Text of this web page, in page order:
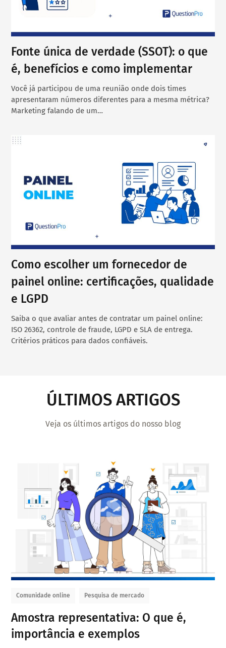
Fonte única de verdade (SSOT): o que
é, benefícios e como implementar
Você já participou de uma reunião onde dois times
apresentaram números diferentes para a mesma métrica?
Marketing falando de um…
Como escolher um fornecedor de
painel online: certificações, qualidade
e LGPD
Saiba o que avaliar antes de contratar um painel online:
ISO 26362, controle de fraude, LGPD e SLA de entrega.
Critérios práticos para dados confiáveis.
ÚLTIMOS ARTIGOS
Veja os últimos artigos do nosso blog
Comunidade online Pesquisa de mercado
Amostra representativa: O que é,
importância e exemplos